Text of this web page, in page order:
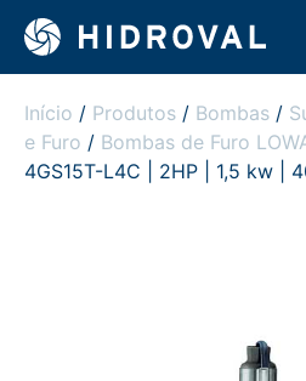
Início / Produtos / Bombas /
e Furo / Bombas de Furo
4GS15T-L4C | 2HP | 1,5 kw |